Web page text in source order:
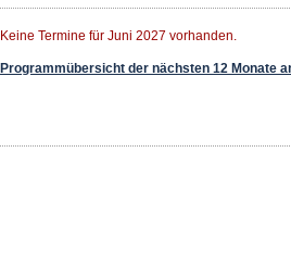
Keine Termine für Juni 2027 vorhanden.
Programmübersicht der nächsten 12 Monate